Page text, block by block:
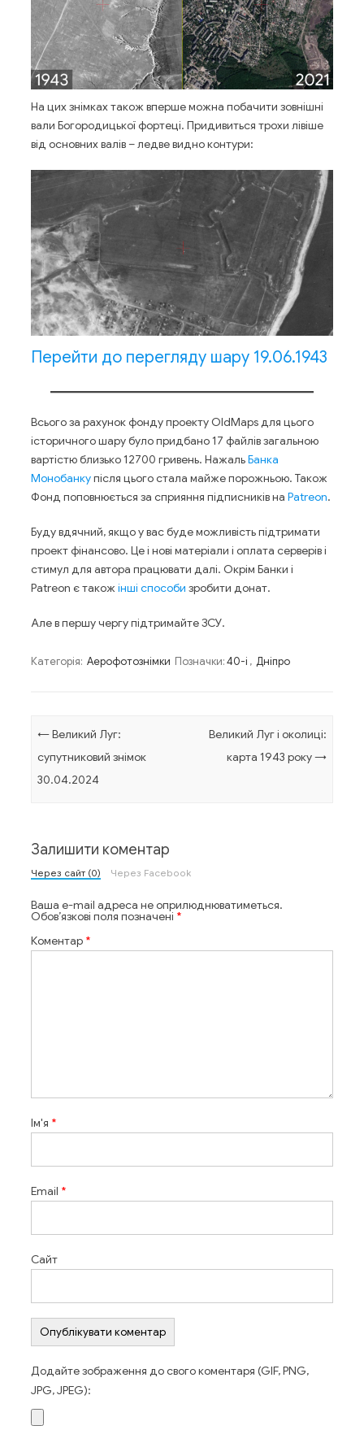
На цих знімках також вперше можна побачити зовнішні
вали Богородицької фортеці. Придивиться трохи лівіше
від основних валів – ледве видно контури:
Перейти до перегляду шару 19.06.1943
Всього за рахунок фонду проекту OldMaps для цього
історичного шару було придбано 17 файлів загальною
вартістю близько 12700 гривень. НажальБанка
Монобанкупісля цього стала майже порожньою. Також
Фонд поповнюється за сприяння підписників на Patreon.
Буду вдячний, якщо у вас буде можливість підтримати
проект фінансово. Це і нові матеріали і оплата серверів і
стимул для автора працювати далі. Окрім Банки і
Patreon є такожінші способи зробити донат.
Але в першу чергу підтримайте ЗСУ.
Категорія: Аерофотознімки Позначки:40-і , Дніпро
Навігація по запису
←Великий Луг:
супутниковий знімок
30.04.2024
Великий Луг і околиці:
карта 1943 року→
Залишити коментар
Через сайт (0) Через Facebook
Ваша e-mail адреса не оприлюднюватиметься.
Обов’язкові поля позначені *
Коментар *
Ім'я *
Email *
Сайт
Додайте зображення до свого коментаря (GIF, PNG,
JPG, JPEG):